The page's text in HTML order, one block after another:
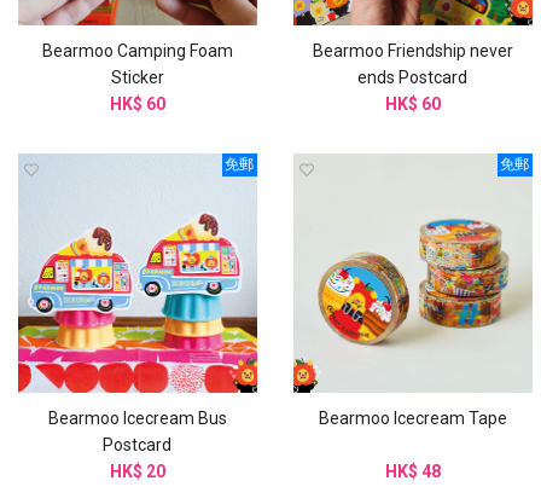
Bearmoo Camping Foam
Sticker
HK$ 60
Bearmoo Friendship never
ends Postcard
HK$ 60
免郵
Bearmoo Icecream Bus
Postcard
HK$ 20
免郵
Bearmoo Icecream Tape
HK$ 48